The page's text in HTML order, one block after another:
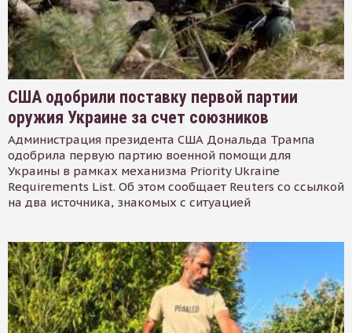
США одобрили поставку первой партии
оружия Украине за счет союзников
Администрация президента США Дональда Трампа
одобрила первую партию военной помощи для
Украины в рамках механизма Priority Ukraine
Requirements List. Об этом сообщает Reuters со ссылкой
на два источника, знакомых с ситуацией